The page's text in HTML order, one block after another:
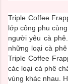
Triple Coffee
lớp công phu
người yêu cà
những loại cà
Triple Coffee
các loại cà phê
vùng khác nhau.